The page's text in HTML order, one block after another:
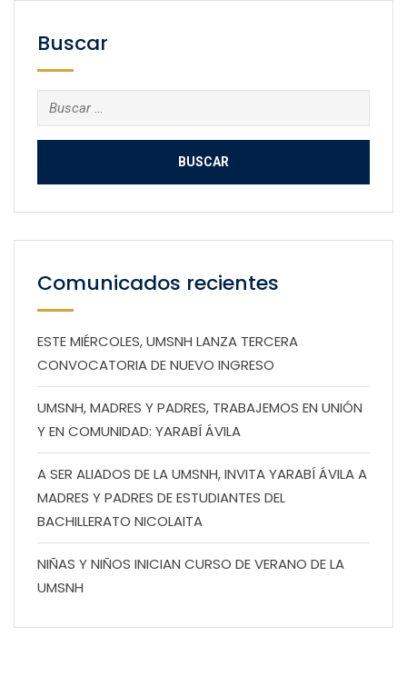
Buscar
Buscar:
Comunicados recientes
ESTE MIÉRCOLES, UMSNH LANZA TERCERA
CONVOCATORIA DE NUEVO INGRESO
UMSNH, MADRES Y PADRES, TRABAJEMOS EN UNIÓN
Y EN COMUNIDAD: YARABÍ ÁVILA
A SER ALIADOS DE LA UMSNH, INVITA YARABÍ ÁVILA A
MADRES Y PADRES DE ESTUDIANTES DEL
BACHILLERATO NICOLAITA
NIÑAS Y NIÑOS INICIAN CURSO DE VERANO DE LA
UMSNH